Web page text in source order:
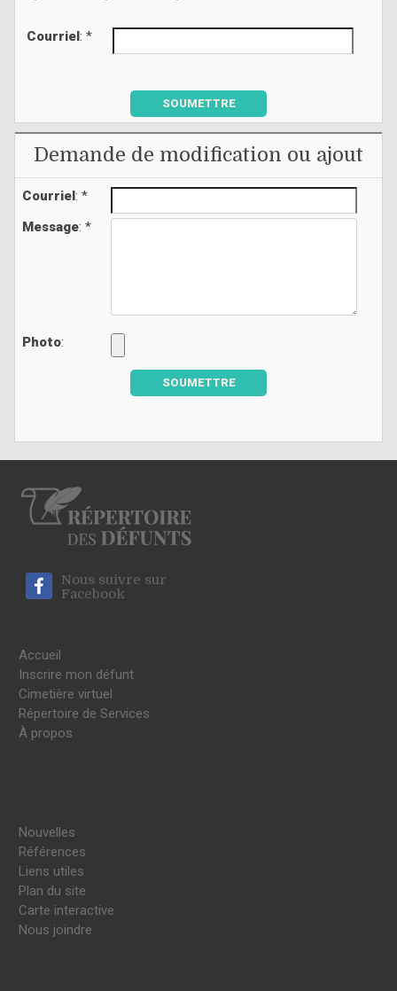
Courriel : *
SOUMETTRE
Demande de modification ou ajout
Courriel: *
Message: *
Photo:
SOUMETTRE
Nous suivre sur
Facebook
Accueil
Inscrire mon défunt
Cimetière virtuel
Répertoire de Services
À propos
Nouvelles
Références
Liens utiles
Plan du site
Carte interactive
Nous joindre